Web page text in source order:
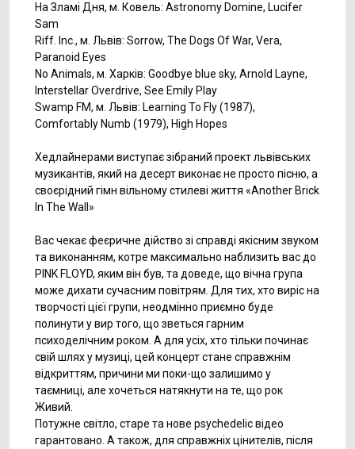
На Зламі Дня, м. Ковель: Astronomy Domine, Lucifer
Sam
Riff. Inc., м. Львів: Sorrow, The Dogs Of War, Vera,
Paranoid Eyes
No Animals, м. Харків: Goodbye blue sky, Arnold Layne,
Interstellar Overdrive, See Emily Play
Swamp FM, м. Львів: Learning To Fly (1987),
Comfortably Numb (1979), High Hopes
Хедлайнерами виступає зібраний проект львівських
музикантів, який на десерт виконає не просто пісню, а
своєрідний гімн вільному стилеві життя «Another Brick
In The Wall»
Вас чекає феєричне дійство зі справді якісним звуком
та виконанням, котре максимально наблизить вас до
PINK FLOYD, яким він був, та доведе, що вічна група
може дихати сучасним повітрям. Для тих, хто виріс на
творчості цієї групи, неодмінно приємно буде
полинути у вир того, що зветься гарним
психоделічним роком. А для усіх, хто тільки починає
свій шлях у музиці, цей концерт стане справжнім
відкриттям, причини ми поки-що залишимо у
таємниці, але хочеться натякнути на те, що рок
Живий.
Потужне світло, старе та нове psychedelic відео
гарантовано. А також, для справжніх цінителів, після